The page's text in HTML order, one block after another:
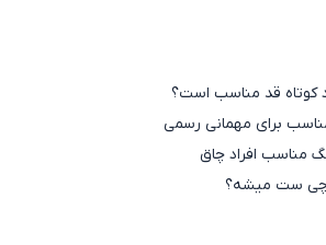
کوتاه قد مناسب است؟
برای مهمانی رسمی
مناسب افراد چاق
چی ست میشه؟